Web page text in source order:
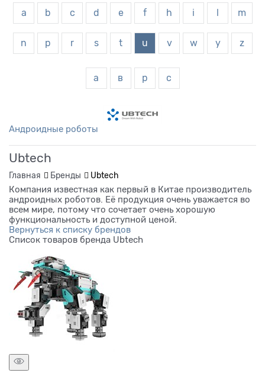
a b c d e f h i m
n p r s t u v w y z
а в р с
Андроидные роботы
Ubtech
Главная Бренды
Ubtech
Компания известная как первый в Китае производитель
андроидных роботов. Её продукция очень уважается во
всем мире, потому что сочетает очень хорошую
функциональность и доступной ценой.
Вернуться к списку брендов
Список товаров бренда Ubtech